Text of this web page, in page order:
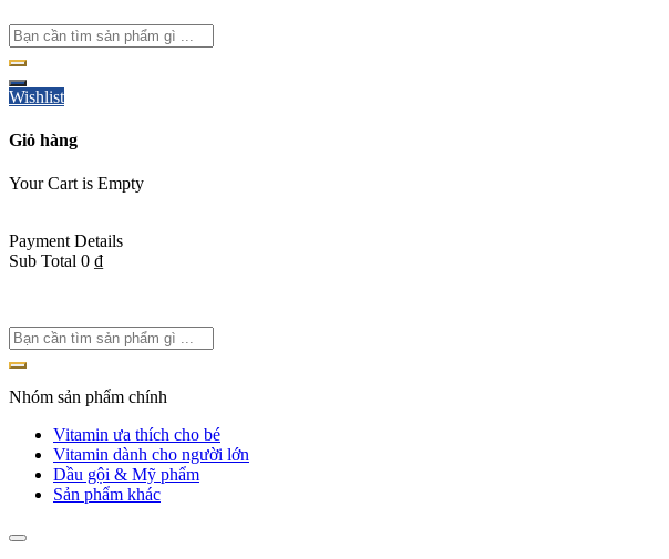
Wishlist
Giỏ hàng
Your Cart is Empty
Payment Details
Sub Total 0 ₫
Nhóm sản phẩm chính
Vitamin ưa thích cho bé
Vitamin dành cho người lớn
Dầu gội & Mỹ phẩm
Sản phẩm khác